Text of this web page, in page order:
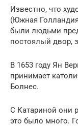
Известно, что
(Южная
были людьми
постоялый двор,
В 1653 году Ян
принимает
Болнес.
С Катариной они
это было много.